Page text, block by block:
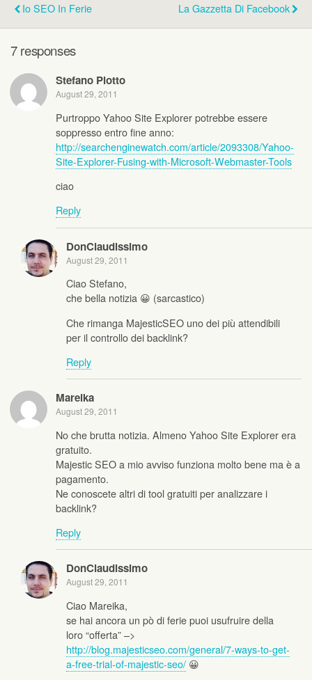
Io SEO In Ferie La Gazzetta Di Facebook
7 responses
Stefano Piotto
August 29, 2011
Purtroppo Yahoo Site Explorer potrebbe essere
soppresso entro fine anno:
http://searchenginewatch.com/article/2093308/Yahoo-
Site-Explorer-Fusing-with-Microsoft-Webmaster-Tools
ciao
Reply
DonClaudissimo
August 29, 2011
Ciao Stefano,
che bella notizia 😀 (sarcastico)
Che rimanga MajesticSEO uno dei più attendibili
per il controllo dei backlink?
Reply
Mareika
August 29, 2011
No che brutta notizia. Almeno Yahoo Site Explorer era
gratuito.
Majestic SEO a mio avviso funziona molto bene ma è a
pagamento.
Ne conoscete altri di tool gratuiti per analizzare i
backlink?
Reply
DonClaudissimo
August 29, 2011
Ciao Mareika,
se hai ancora un pò di ferie puoi usufruire della
loro “offerta” –>
http://blog.majesticseo.com/general/7-ways-to-get-
a-free-trial-of-majestic-seo/ 😀